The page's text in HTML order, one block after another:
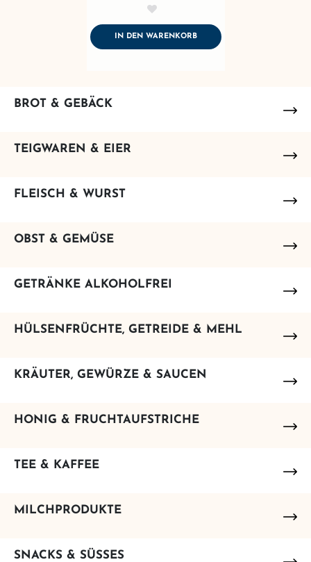
IN DEN WARENKORBADDTOCART
BROT & GEBÄCK
TEIGWAREN & EIER
FLEISCH & WURST
OBST & GEMÜSE
GETRÄNKE ALKOHOLFREI
HÜLSENFRÜCHTE, GETREIDE & MEHL
KRÄUTER, GEWÜRZE & SAUCEN
HONIG & FRUCHTAUFSTRICHE
TEE & KAFFEE
MILCHPRODUKTE
SNACKS & SÜSSES